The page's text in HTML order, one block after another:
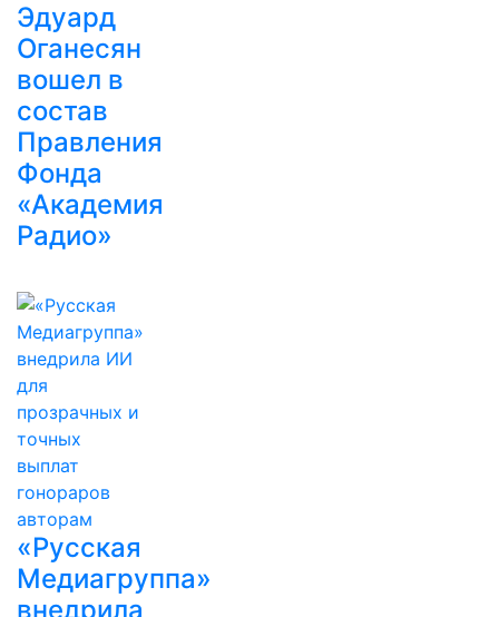
Эдуард
Оганесян
вошел в
состав
Правления
Фонда
«Академия
Радио»
«Русская
Медиагруппа»
внедрила